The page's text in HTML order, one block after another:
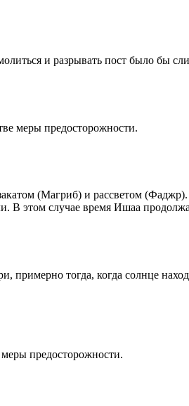
и разрывать пост было бы
меры предосторожности.
(Магриб) и рассветом
В этом случае время Ишаа
примерно тогда, когда солнце
предосторожности.